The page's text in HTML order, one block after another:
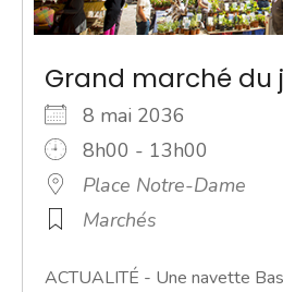
Grand marché du
8 mai 2036
8h00 - 13h00
Place Notre-Dame
Marchés
ACTUALITÉ - Une navette